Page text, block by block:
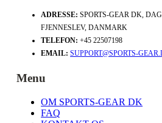
ADRESSE: SPORTS-GEAR DK,
FJENNESLEV, DANMARK
TELEFON: +45 22507198
EMAIL: SUPPORT@SPORTS-
Menu
OM SPORTS-GEAR DK
FAQ